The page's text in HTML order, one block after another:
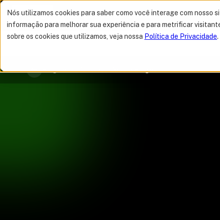
Nós utilizamos cookies para saber como você interage com nosso
informação para melhorar sua experiência e para metrificar
sobre os cookies que utilizamos, veja nossa Política de Privacidade.
MELHOR OFERTA
Navegue por categorias
Blog Tera Autores Débora Borges